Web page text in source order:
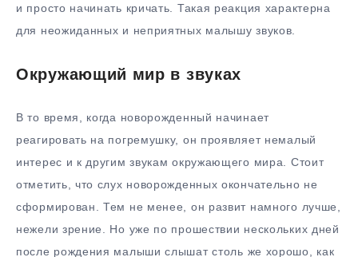
и просто начинать кричать. Такая реакция характерна
для неожиданных и неприятных малышу звуков.
Окружающий мир в звуках
В то время, когда новорожденный начинает
реагировать на погремушку, он проявляет немалый
интерес и к другим звукам окружающего мира. Стоит
отметить, что слух новорожденных окончательно не
сформирован. Тем не менее, он развит намного лучше,
нежели зрение. Но уже по прошествии нескольких дней
после рождения малыши слышат столь же хорошо, как